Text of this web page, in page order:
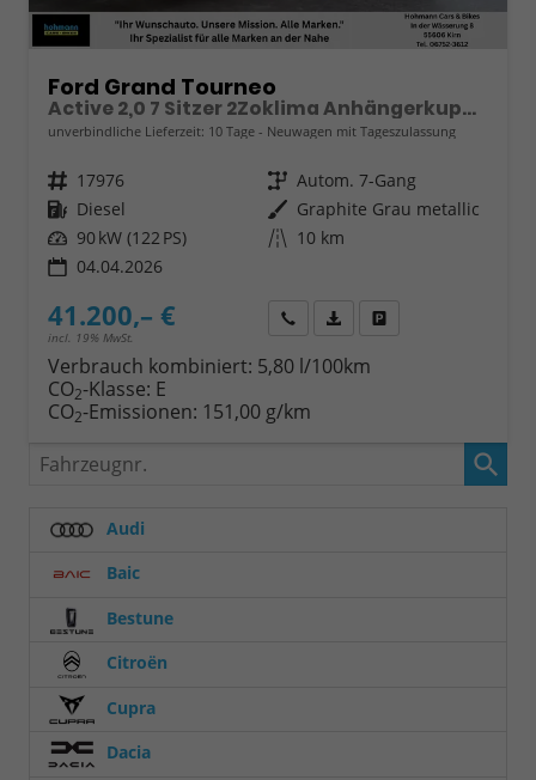
Ford Grand Tourneo
Active 2,0 7 Sitzer 2Zoklima Anhängerkupplung Panoramadach AGR Sitze Sitzheizung Einparkhilfe Kamera 17 Zoll Leichtmetall ACC
unverbindliche Lieferzeit: 10 Tage Neuwagen mit Tageszulassung
Fahrzeugnr. 17976 Getriebe Autom. 7-Gang
Kraftstoff Diesel Außenfarbe Graphite Grau metallic
Leistung 90 kW (122 PS) Kilometerstand 10 km
04.04.2026
41.200,– €
incl. 19% MwSt.
Wir rufen Sie anFahrzeugexposé (PDF)
Verbrauch kombiniert: 5,80 l/100km
CO2-Klasse: E
CO2-Emissionen: 151,00 g/km
Fahrzeugnr.
Audi
Baic
Bestune
Citroën
Cupra
Dacia